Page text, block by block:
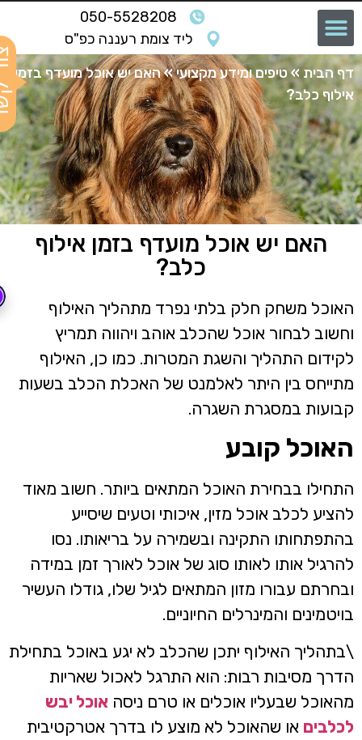
050-5528208
ליד צומת רעננה כפ"ס
הבית»טיפים ומידע מקצועי»האם יש אוכל מועדף בזמן
כלב?
האם יש אוכל מועדף בזמן אילוף
כלב?
משחק חלק בלתי נפרד מתהליך האילוף
לבחור אוכל שהכלב אוהב ויהווה תמריץ
התהליך והשגת המטרות. כמו כן, האילוף
בין היתר לאלמנט של האכלת הכלב בשעות
במסגרת השגרה.
קובע
בבחירת האוכל המתאים ביותר. חשוב מאוד
לכלב אוכל מזין, איכותי וטעים שיסייע
התקינה ובשמירה על בריאותו. נסו
אותו לאותו סוג של אוכל לאורך זמן במידה
עבורו מזון המתאים לגיל שלו, גודלו העשיר
והמינרלים החיוניים.
האילוף יתכן שהכלב לא יגע באוכל בתחילת
מסיבות רבות: הוא התרגל לאכול שאריות
שבעליו אוכלים או טרם ניסהאוכל יבש
או שהאוכל לא מוצע לו בדרך אטרקטיבית